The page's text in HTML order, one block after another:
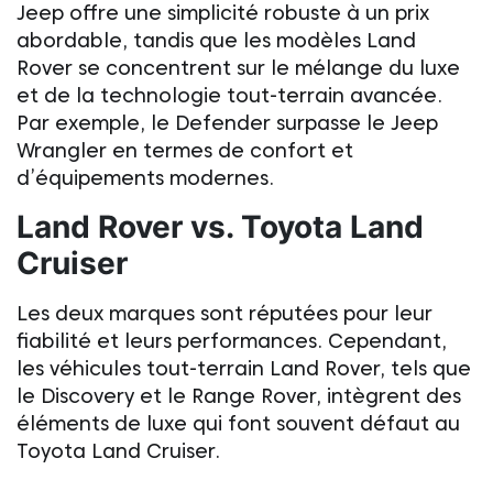
Jeep offre une simplicité robuste à un prix
abordable, tandis que les modèles Land
Rover se concentrent sur le mélange du luxe
et de la technologie tout-terrain avancée.
Par exemple, le Defender surpasse le Jeep
Wrangler en termes de confort et
d’équipements modernes.
Land Rover vs. Toyota Land
Cruiser
Les deux marques sont réputées pour leur
fiabilité et leurs performances. Cependant,
les véhicules tout-terrain Land Rover, tels que
le Discovery et le Range Rover, intègrent des
éléments de luxe qui font souvent défaut au
Toyota Land Cruiser.